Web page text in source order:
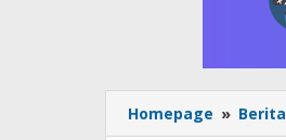
Homepage » Berita